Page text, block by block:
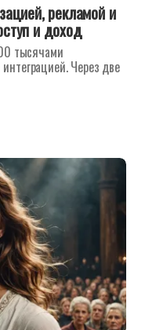
рекламой и
и доход
тысячами
Через две